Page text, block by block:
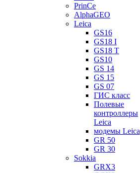
PrinCe
AlphaGEO
Leica
GS16
GS18 I
GS18 T
GS10
GS 14
GS 15
GS 07
ГИС класс
Полевые
контроллеры
Leica
модемы Leica
GR 50
GR 30
Sokkia
GRX3